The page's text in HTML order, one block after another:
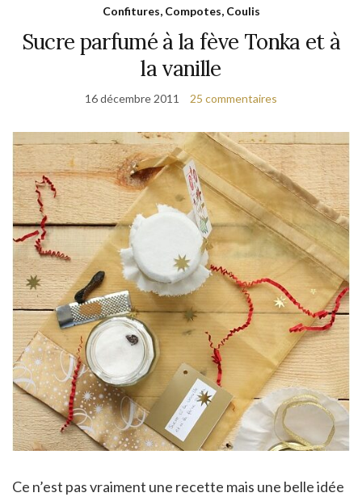
Confitures, Compotes, Coulis
Sucre parfumé à la fève Tonka et à
la vanille
16 décembre 2011 25 commentaires
Ce n’est pas vraiment une recette mais une belle idée